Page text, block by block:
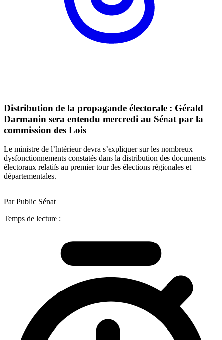
Distribution de la propagande électorale : Gérald
Darmanin sera entendu mercredi au Sénat par la
commission des Lois
Le ministre de l’Intérieur devra s’expliquer sur les nombreux
dysfonctionnements constatés dans la distribution des documents
électoraux relatifs au premier tour des élections régionales et
départementales.
Par Public Sénat
Temps de lecture :